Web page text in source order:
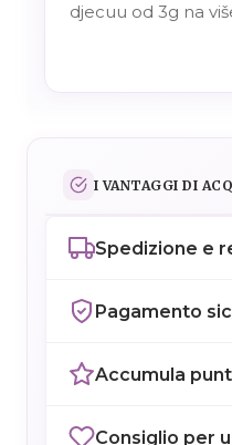
djecuu od 3g na
I VANTAGGI DI
Spedizione e
Pagamento
Accumula
Consiglio per